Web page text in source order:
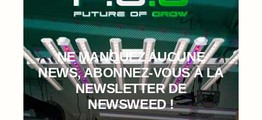
NE MANQUEZ AUCUNE
NEWS, ABONNEZ-VOUS À LA
NEWSLETTER DE
NEWSWEED !